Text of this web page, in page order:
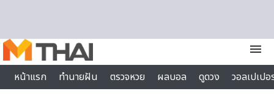
menu
หน้าแรก
ทำนายฝัน ตรวจหวย ผลบอล ดูดวง
วอลเปเป